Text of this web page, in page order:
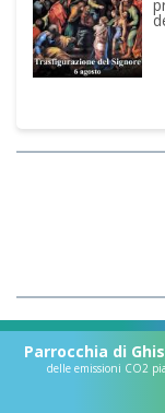
Parrocchia di
delle emissioni CO2